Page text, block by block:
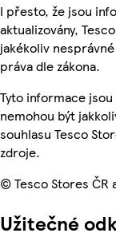
I přesto, že jsou
aktualizovány,
jakékoliv
práva dle zákona.
Tyto informace
nemohou být
souhlasu Tesco
zdroje.
© Tesco Stores ČR
Užitečné